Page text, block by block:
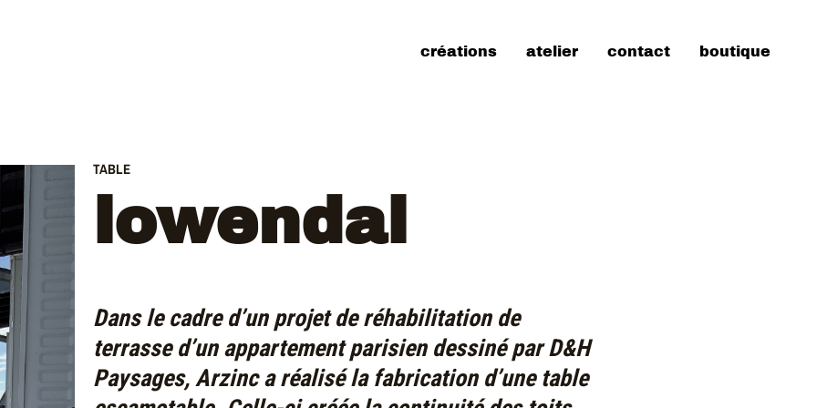
créations atelier contact boutique
TABLE
lowendal
Dans le cadre d’un projet de réhabilitation de
terrasse d’un appartement parisien dessiné par D&H
Paysages, Arzinc a réalisé la fabrication d’une table